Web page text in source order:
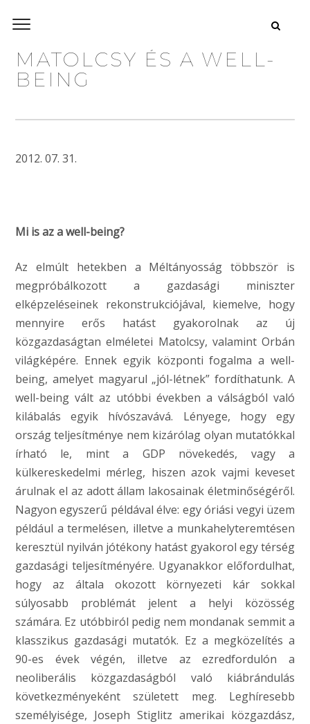
MATOLCSY ÉS A WELL-
BEING
2012. 07. 31.
Mi is az a well-being?
Az elmúlt hetekben a Méltányosság többször is
megpróbálkozott a gazdasági miniszter
elképzeléseinek rekonstrukciójával, kiemelve, hogy
mennyire erős hatást gyakorolnak az új
közgazdaságtan elméletei Matolcsy, valamint Orbán
világképére. Ennek egyik központi fogalma a well-
being, amelyet magyarul „jól-létnek” fordíthatunk. A
well-being vált az utóbbi években a válságból való
kilábalás egyik hívószavává. Lényege, hogy egy
ország teljesítménye nem kizárólag olyan mutatókkal
írható le, mint a GDP növekedés, vagy a
külkereskedelmi mérleg, hiszen azok vajmi keveset
árulnak el az adott állam lakosainak életminőségéről.
Nagyon egyszerű példával élve: egy óriási vegyi üzem
például a termelésen, illetve a munkahelyteremtésen
keresztül nyilván jótékony hatást gyakorol egy térség
gazdasági teljesítményére. Ugyanakkor előfordulhat,
hogy az általa okozott környezeti kár sokkal
súlyosabb problémát jelent a helyi közösség
számára. Ez utóbbiról pedig nem mondanak semmit a
klasszikus gazdasági mutatók. Ez a megközelítés a
90-es évek végén, illetve az ezredfordulón a
neoliberális közgazdaságból való kiábrándulás
következményeként született meg. Leghíresebb
személyisége, Joseph Stiglitz amerikai közgazdász,